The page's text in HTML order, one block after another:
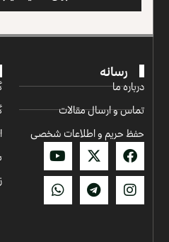
رسانه
درباره ما
تماس و ارسال مقالات
حفظ حریم و اطلاعات شخصی